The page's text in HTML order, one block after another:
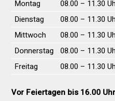
Wochentag
Vormittag
Montag 08.00 – 11.30
Dienstag
08.00 – 11.30
Mittwoch
08.00 – 11.30
Donnerstag
08.00 – 11.30
Freitag
08.00 – 11.30
Vor Feiertagen bis 16.00 Uhr